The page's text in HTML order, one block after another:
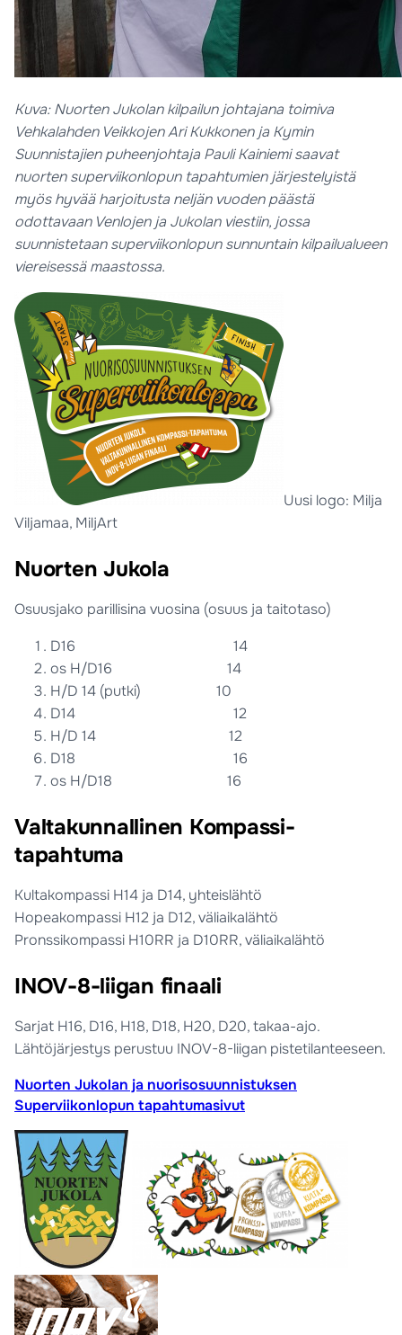
Kuva: Nuorten Jukolan kilpailun johtajana toimiva
Vehkalahden Veikkojen Ari Kukkonen ja Kymin
Suunnistajien puheenjohtaja Pauli Kainiemi saavat
nuorten superviikonlopun tapahtumien järjestelyistä
myös hyvää harjoitusta neljän vuoden päästä
odottavaan Venlojen ja Jukolan viestiin, jossa
suunnistetaan superviikonlopun sunnuntain kilpailualueen
viereisessä maastossa.
Uusi logo: Milja
Viljamaa, MiljArt
Nuorten Jukola
Osuusjako parillisina vuosina (osuus ja taitotaso)
D16 14
os H/D16 14
H/D 14 (putki) 10
D14 12
H/D 14 12
D18 16
os H/D18 16
Valtakunnallinen Kompassi-
tapahtuma
Kultakompassi H14 ja D14, yhteislähtö
Hopeakompassi H12 ja D12, väliaikalähtö
Pronssikompassi H10RR ja D10RR, väliaikalähtö
INOV-8-liigan finaali
Sarjat H16, D16, H18, D18, H20, D20, takaa-ajo.
Lähtöjärjestys perustuu INOV-8-liigan pistetilanteeseen.
Nuorten Jukolan ja nuorisosuunnistuksen
Superviikonlopun tapahtumasivut